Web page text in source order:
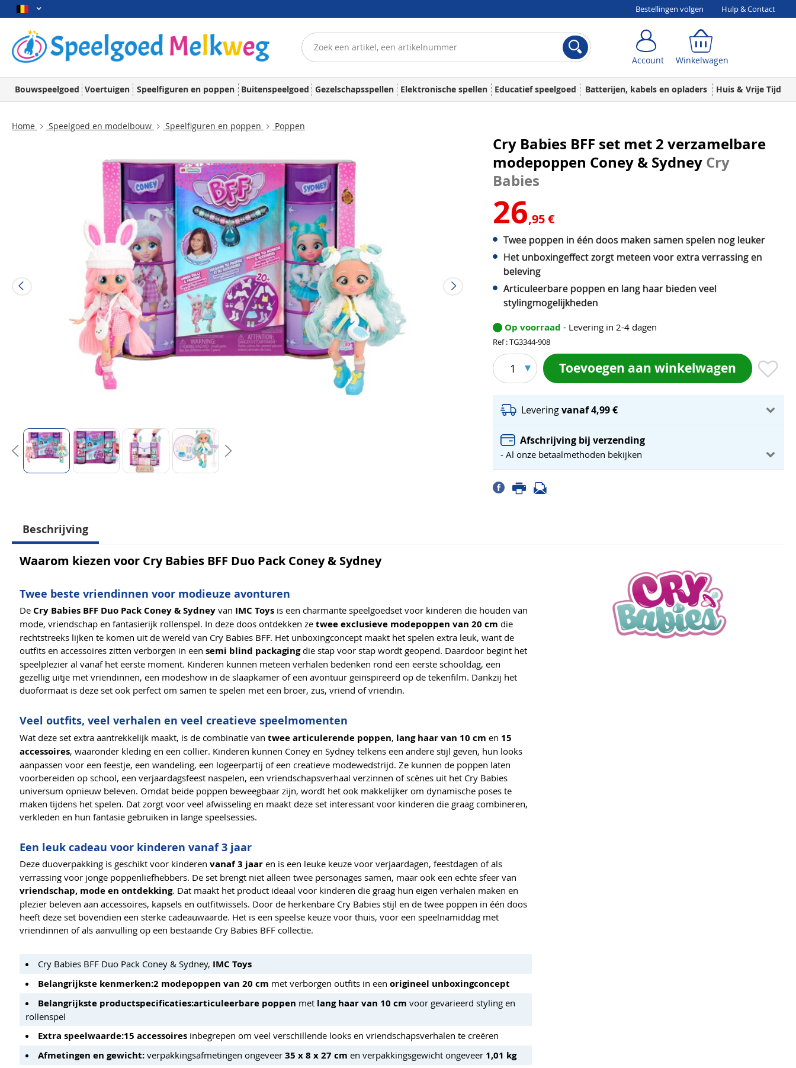
Bestellingen volgen Hulp & Contact
Account Winkelwagen
Bouwspeelgoed Voertuigen Speelfiguren en poppen Buitenspeelgoed Gezelschapsspellen Elektronische spellen Educatief speelgoed Batterijen, kabels en opladers Huis & Vrije Tijd
Home Speelgoed en modelbouw Speelfiguren en poppen Poppen
Cry Babies BFF set met 2 verzamelbare
modepoppen Coney & Sydney Cry
Babies
26,95 €
Twee poppen in één doos maken samen spelen nog leuker
Het unboxingeffect zorgt meteen voor extra verrassing en
beleving
Articuleerbare poppen en lang haar bieden veel
stylingmogelijkheden
Op voorraad - Levering in 2-4 dagen
Ref : TG3344-908
1 Toevoegen aan winkelwagen
Leveringvanaf 4,99 €
Afschrijving bij verzending
- Al onze betaalmethoden bekijken
Beschrijving
Waarom kiezen voor Cry Babies BFF Duo Pack Coney & Sydney
Twee beste vriendinnen voor modieuze avonturen
De Cry Babies BFF Duo Pack Coney & Sydney van IMC Toys is een charmante speelgoedset voor kinderen die houden van
mode, vriendschap en fantasierijk rollenspel. In deze doos ontdekken ze twee exclusieve modepoppen van 20 cm die
rechtstreeks lijken te komen uit de wereld van Cry Babies BFF. Het unboxingconcept maakt het spelen extra leuk, want de
outfits en accessoires zitten verborgen in een semi blind packagingdie stap voor stap wordt geopend. Daardoor begint het
speelplezier al vanaf het eerste moment. Kinderen kunnen meteen verhalen bedenken rond een eerste schooldag, een
gezellig uitje met vriendinnen, een modeshow in de slaapkamer of een avontuur geïnspireerd op de tekenfilm. Dankzij het
duoformaat is deze set ook perfect om samen te spelen met een broer, zus, vriend of vriendin.
Veel outfits, veel verhalen en veel creatieve speelmomenten
Wat deze set extra aantrekkelijk maakt, is de combinatie van twee articulerende poppen, lang haar van 10 cm en 15
accessoires, waaronder kleding en een collier. Kinderen kunnen Coney en Sydney telkens een andere stijl geven, hun looks
aanpassen voor een feestje, een wandeling, een logeerpartij of een creatieve modewedstrijd. Ze kunnen de poppen laten
voorbereiden op school, een verjaardagsfeest naspelen, een vriendschapsverhaal verzinnen of scènes uit het Cry Babies
universum opnieuw beleven. Omdat beide poppen beweegbaar zijn, wordt het ook makkelijker om dynamische poses te
maken tijdens het spelen. Dat zorgt voor veel afwisseling en maakt deze set interessant voor kinderen die graag combineren,
verkleden en hun fantasie gebruiken in lange speelsessies.
Een leuk cadeau voor kinderen vanaf 3 jaar
Deze duoverpakking is geschikt voor kinderen vanaf 3 jaar en is een leuke keuze voor verjaardagen, feestdagen of als
verrassing voor jonge poppenliefhebbers. De set brengt niet alleen twee personages samen, maar ook een echte sfeer van
vriendschap, mode en ontdekking. Dat maakt het product ideaal voor kinderen die graag hun eigen verhalen maken en
plezier beleven aan accessoires, kapsels en outfitwissels. Door de herkenbare Cry Babies stijl en de twee poppen in één doos
heeft deze set bovendien een sterke cadeauwaarde. Het is een speelse keuze voor thuis, voor een speelnamiddag met
vriendinnen of als aanvulling op een bestaande Cry Babies BFF collectie.
Cry Babies BFF Duo Pack Coney & Sydney, IMC Toys
Belangrijkste kenmerken:2 modepoppen van 20 cm met verborgen outfits in een origineel unboxingconcept
Belangrijkste productspecificaties:articuleerbare poppen met lang haar van 10 cm voor gevarieerd styling en
rollenspel
Extra speelwaarde:15 accessoires inbegrepen om veel verschillende looks en vriendschapsverhalen te creëren
Afmetingen en gewicht: verpakkingsafmetingen ongeveer 35 x 8 x 27 cm en verpakkingsgewicht ongeveer 1,01 kg
Account Winkelwagen